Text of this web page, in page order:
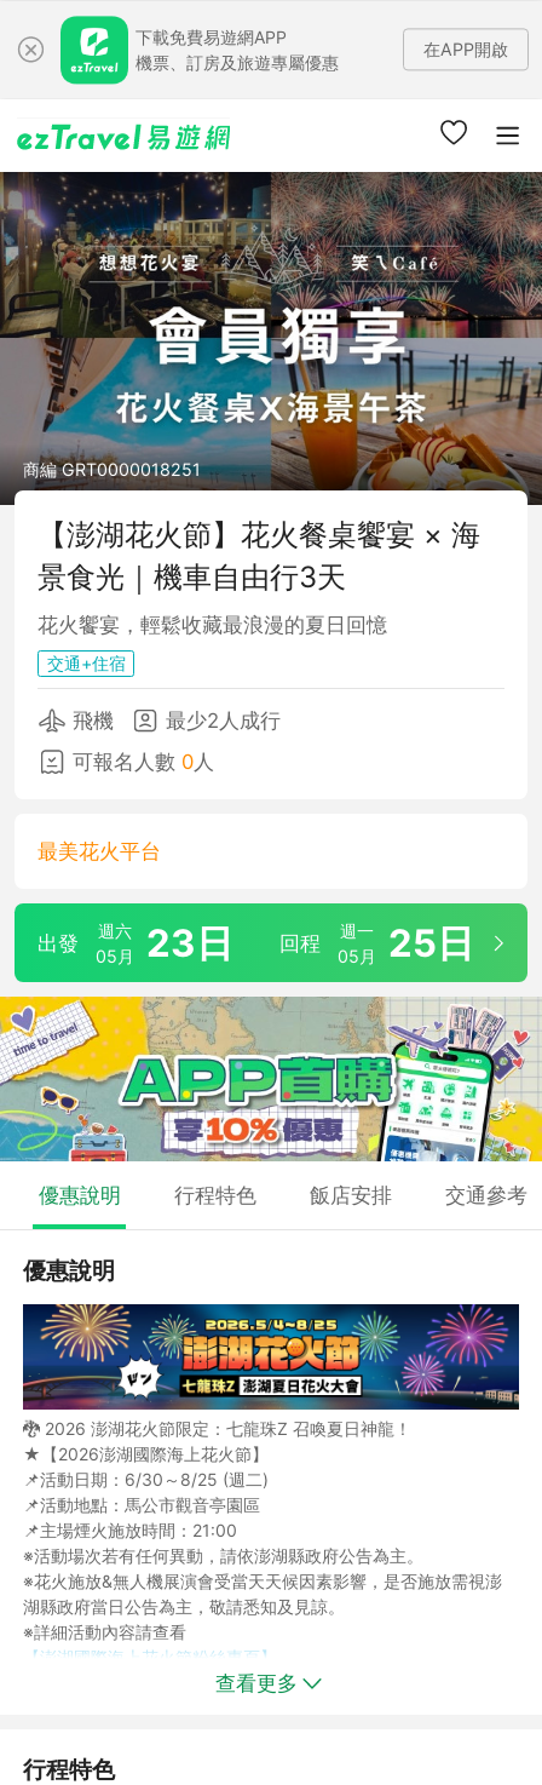
下載免費易遊網APP
機票、訂房及旅遊專屬優惠
在APP開啟
商編 GRT0000018251
【澎湖花火節】花火餐桌饗宴 × 海
景食光｜機車自由行3天
花火饗宴，輕鬆收藏最浪漫的夏日回憶
交通+住宿
飛機
最少2人成行
可報名人數 0人
最美花火平台
出發
週六
05月
23日 回程
週一
05月
25日
優惠說明 行程特色 飯店安排 交通參考
優惠說明
🐉 2026 澎湖花火節限定：七龍珠Z 召喚夏日神龍！
★【2026澎湖國際海上花火節】
📌活動日期：6/30～8/25 (週二)
📌活動地點：馬公市觀音亭園區
📌主場煙火施放時間：21:00
※活動場次若有任何異動，請依澎湖縣政府公告為主。
※花火施放&無人機展演會受當天天候因素影響，是否施放需視澎
湖縣政府當日公告為主，敬請悉知及見諒。
※詳細活動內容請查看
【澎湖國際海上花火節粉絲專頁】
◆本預約作業金非訂金性質，非擔保契約履行，僅為旅遊元件預約
查看更多
行程特色